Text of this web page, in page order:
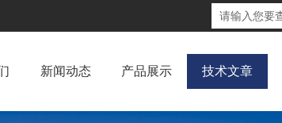
新闻动态 产品展示 技术文章